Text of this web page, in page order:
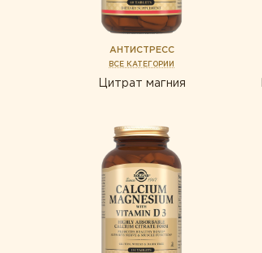
АНТИСТРЕСС
ВСЕ КАТЕГОРИИ
Цитрат магния